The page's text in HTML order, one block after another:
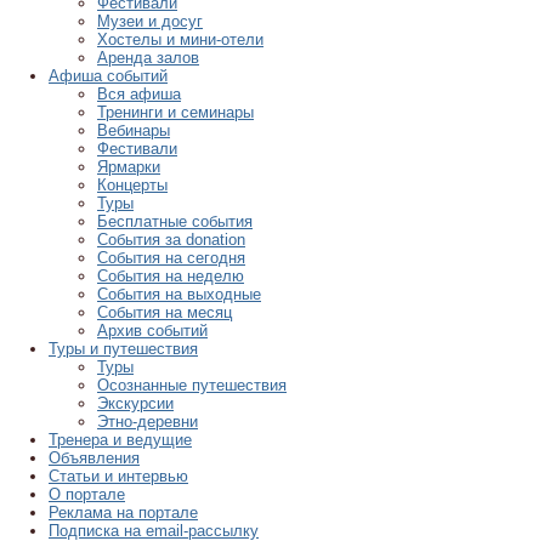
Музеи и досуг
Хостелы и мини-отели
Аренда залов
Афиша событий
Вся афиша
Тренинги и семинары
Вебинары
Фестивали
Ярмарки
Концерты
Туры
Бесплатные события
События за donation
События на сегодня
События на неделю
События на выходные
События на месяц
Архив событий
Туры и путешествия
Туры
Осознанные путешествия
Экскурсии
Этно-деревни
Тренера и ведущие
Объявления
Статьи и интервью
О портале
Реклама на портале
Подписка на email-рассылку